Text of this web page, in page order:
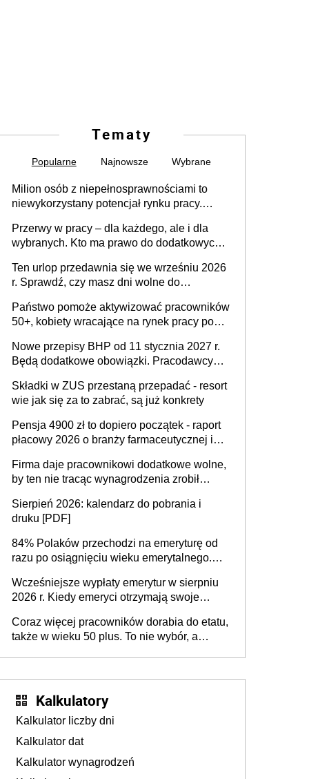
Tematy
Popularne Najnowsze Wybrane
Milion osób z niepełnosprawnościami to
niewykorzystany potencjał rynku pracy.
dofinansowań czy refundacji, ale bariery po
stronie systemu i świadomości
pracodawców [WYWIAD]
Przerwy w pracy – dla każdego, ale i dla
wybranych. Kto ma prawo do dodatkowych
Ten urlop przedawnia się we wrześniu 2026
r. Sprawdź, czy masz dni wolne do
Państwo pomoże aktywizować pracowników
50+, kobiety wracające na rynek pracy po
osoby neuroatypowe. Powstanie Fundusz
na rzecz Inkluzywności w Zatrudnianiu?
Nowe przepisy BHP od 11 stycznia 2027 r.
Będą dodatkowe obowiązki. Pracodawcy
Składki w ZUS przestaną przepadać - resort
wie jak się za to zabrać, są już konkrety
Pensja 4900 zł to dopiero początek - raport
płacowy 2026 o branży farmaceutycznej i
Firma daje pracownikowi dodatkowe wolne,
by ten nie tracąc wynagrodzenia zrobił
sprawdza
Sierpień 2026: kalendarz do pobrania i
druku [PDF]
84% Polaków przechodzi na emeryturę od
razu po osiągnięciu wieku emerytalnego.
dłużej, ale czy jest w stanie? Pracownicy
45+ to siła napędowa gospodarki
Wcześniejsze wypłaty emerytur w sierpniu
2026 r. Kiedy emeryci otrzymają swoje
Coraz więcej pracowników dorabia do etatu,
także w wieku 50 plus. To nie wybór, a
Kalkulatory
Kalkulator liczby dni
Kalkulator dat
Kalkulator wynagrodzeń